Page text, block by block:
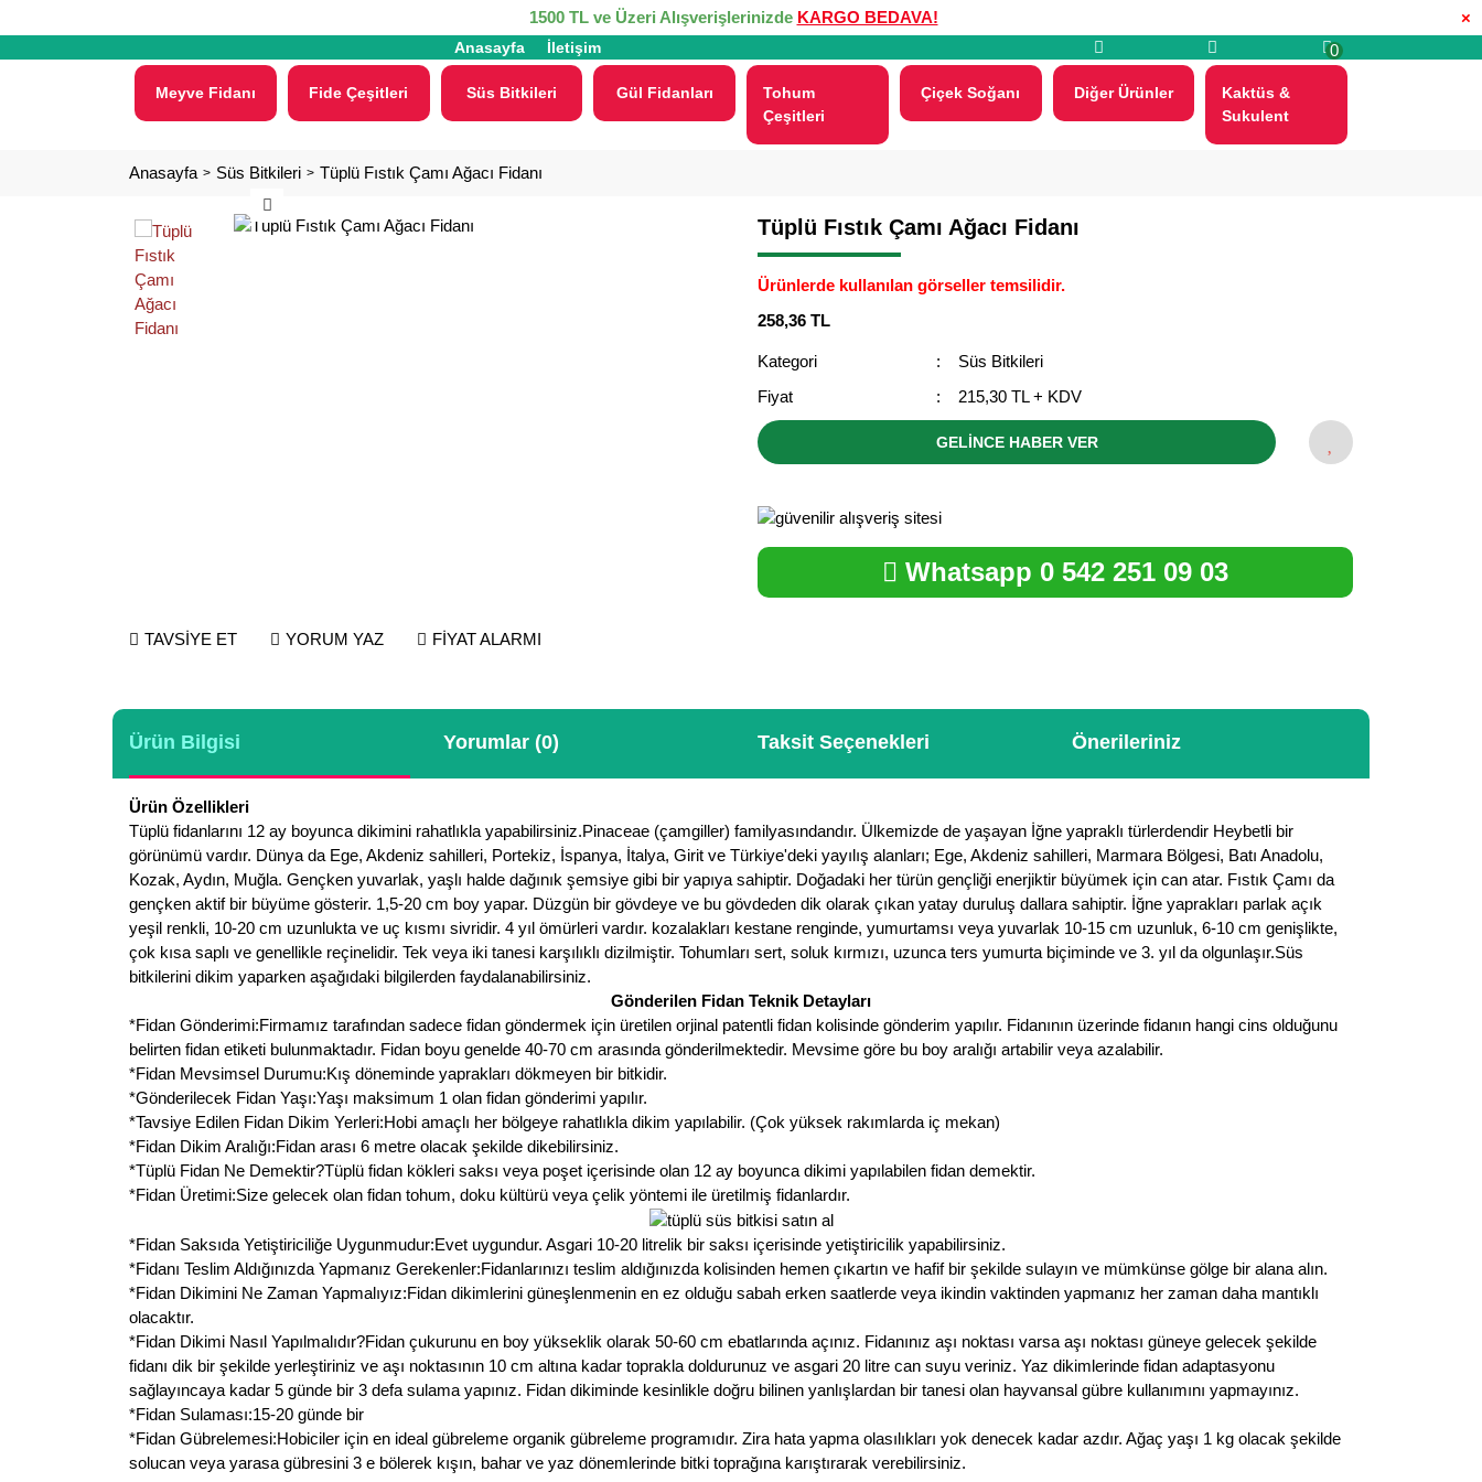
×
1500 TL ve Üzeri Alışverişlerinizde KARGO BEDAVA!
Anasayfa İletişim 0
Meyve Fidanı Fide Çeşitleri Süs Bitkileri Gül Fidanları
Tohum
Çeşitleri
Çiçek Soğanı Diğer Ürünler
Kaktüs &
Sukulent
Anasayfa Süs Bitkileri Tüplü Fıstık Çamı Ağacı Fidanı
TAVSİYE ET YORUM YAZ FİYAT ALARMI
Tüplü Fıstık Çamı Ağacı Fidanı
Ürünlerde kullanılan görseller temsilidir.
258,36 TL
Kategori
Süs Bitkileri
Fiyat
215,30 TL + KDV
GELİNCE HABER VER
Whatsapp 0 542 251 09 03
Ürün Bilgisi Yorumlar (0) Taksit Seçenekleri Önerileriniz
Ürün Özellikleri
Tüplü fidanlarını 12 ay boyunca dikimini rahatlıkla yapabilirsiniz.Pinaceae (çamgiller) familyasındandır. Ülkemizde de yaşayan İğne yapraklı türlerdendir Heybetli bir
görünümü vardır. Dünya da Ege, Akdeniz sahilleri, Portekiz, İspanya, İtalya, Girit ve Türkiye'deki yayılış alanları; Ege, Akdeniz sahilleri, Marmara Bölgesi, Batı Anadolu,
Kozak, Aydın, Muğla. Gençken yuvarlak, yaşlı halde dağınık şemsiye gibi bir yapıya sahiptir. Doğadaki her türün gençliği enerjiktir büyümek için can atar. Fıstık Çamı da
gençken aktif bir büyüme gösterir. 1,5-20 cm boy yapar. Düzgün bir gövdeye ve bu gövdeden dik olarak çıkan yatay duruluş dallara sahiptir. İğne yaprakları parlak açık
yeşil renkli, 10-20 cm uzunlukta ve uç kısmı sivridir. 4 yıl ömürleri vardır. kozalakları kestane renginde, yumurtamsı veya yuvarlak 10-15 cm uzunluk, 6-10 cm genişlikte,
çok kısa saplı ve genellikle reçinelidir. Tek veya iki tanesi karşılıklı dizilmiştir. Tohumları sert, soluk kırmızı, uzunca ters yumurta biçiminde ve 3. yıl da olgunlaşır.Süs
bitkilerini dikim yaparken aşağıdaki bilgilerden faydalanabilirsiniz.
Gönderilen Fidan Teknik Detayları
*Fidan Gönderimi:Firmamız tarafından sadece fidan göndermek için üretilen orjinal patentli fidan kolisinde gönderim yapılır. Fidanının üzerinde fidanın hangi cins olduğunu
belirten fidan etiketi bulunmaktadır. Fidan boyu genelde 40-70 cm arasında gönderilmektedir. Mevsime göre bu boy aralığı artabilir veya azalabilir.
*Fidan Mevsimsel Durumu:Kış döneminde yaprakları dökmeyen bir bitkidir.
*Gönderilecek Fidan Yaşı:Yaşı maksimum 1 olan fidan gönderimi yapılır.
*Tavsiye Edilen Fidan Dikim Yerleri:Hobi amaçlı her bölgeye rahatlıkla dikim yapılabilir. (Çok yüksek rakımlarda iç mekan)
*Fidan Dikim Aralığı:Fidan arası 6 metre olacak şekilde dikebilirsiniz.
*Tüplü Fidan Ne Demektir?Tüplü fidan kökleri saksı veya poşet içerisinde olan 12 ay boyunca dikimi yapılabilen fidan demektir.
*Fidan Üretimi:Size gelecek olan fidan tohum, doku kültürü veya çelik yöntemi ile üretilmiş fidanlardır.
*Fidan Saksıda Yetiştiriciliğe Uygunmudur:Evet uygundur. Asgari 10-20 litrelik bir saksı içerisinde yetiştiricilik yapabilirsiniz.
*Fidanı Teslim Aldığınızda Yapmanız Gerekenler:Fidanlarınızı teslim aldığınızda kolisinden hemen çıkartın ve hafif bir şekilde sulayın ve mümkünse gölge bir alana alın.
*Fidan Dikimini Ne Zaman Yapmalıyız:Fidan dikimlerini güneşlenmenin en ez olduğu sabah erken saatlerde veya ikindin vaktinden yapmanız her zaman daha mantıklı
olacaktır.
*Fidan Dikimi Nasıl Yapılmalıdır?Fidan çukurunu en boy yükseklik olarak 50-60 cm ebatlarında açınız. Fidanınız aşı noktası varsa aşı noktası güneye gelecek şekilde
fidanı dik bir şekilde yerleştiriniz ve aşı noktasının 10 cm altına kadar toprakla doldurunuz ve asgari 20 litre can suyu veriniz. Yaz dikimlerinde fidan adaptasyonu
sağlayıncaya kadar 5 günde bir 3 defa sulama yapınız. Fidan dikiminde kesinlikle doğru bilinen yanlışlardan bir tanesi olan hayvansal gübre kullanımını yapmayınız.
*Fidan Sulaması:15-20 günde bir
*Fidan Gübrelemesi:Hobiciler için en ideal gübreleme organik gübreleme programıdır. Zira hata yapma olasılıkları yok denecek kadar azdır. Ağaç yaşı 1 kg olacak şekilde
solucan veya yarasa gübresini 3 e bölerek kışın, bahar ve yaz dönemlerinde bitki toprağına karıştırarak verebilirsiniz.